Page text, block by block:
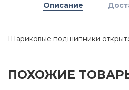
Описание
Шариковые подшипники
ПОХОЖИЕ